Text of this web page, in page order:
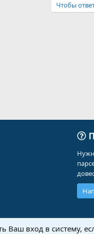
Чтобы
вход в систему,